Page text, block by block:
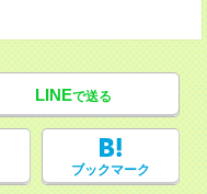
LINEで送る
ブックマーク